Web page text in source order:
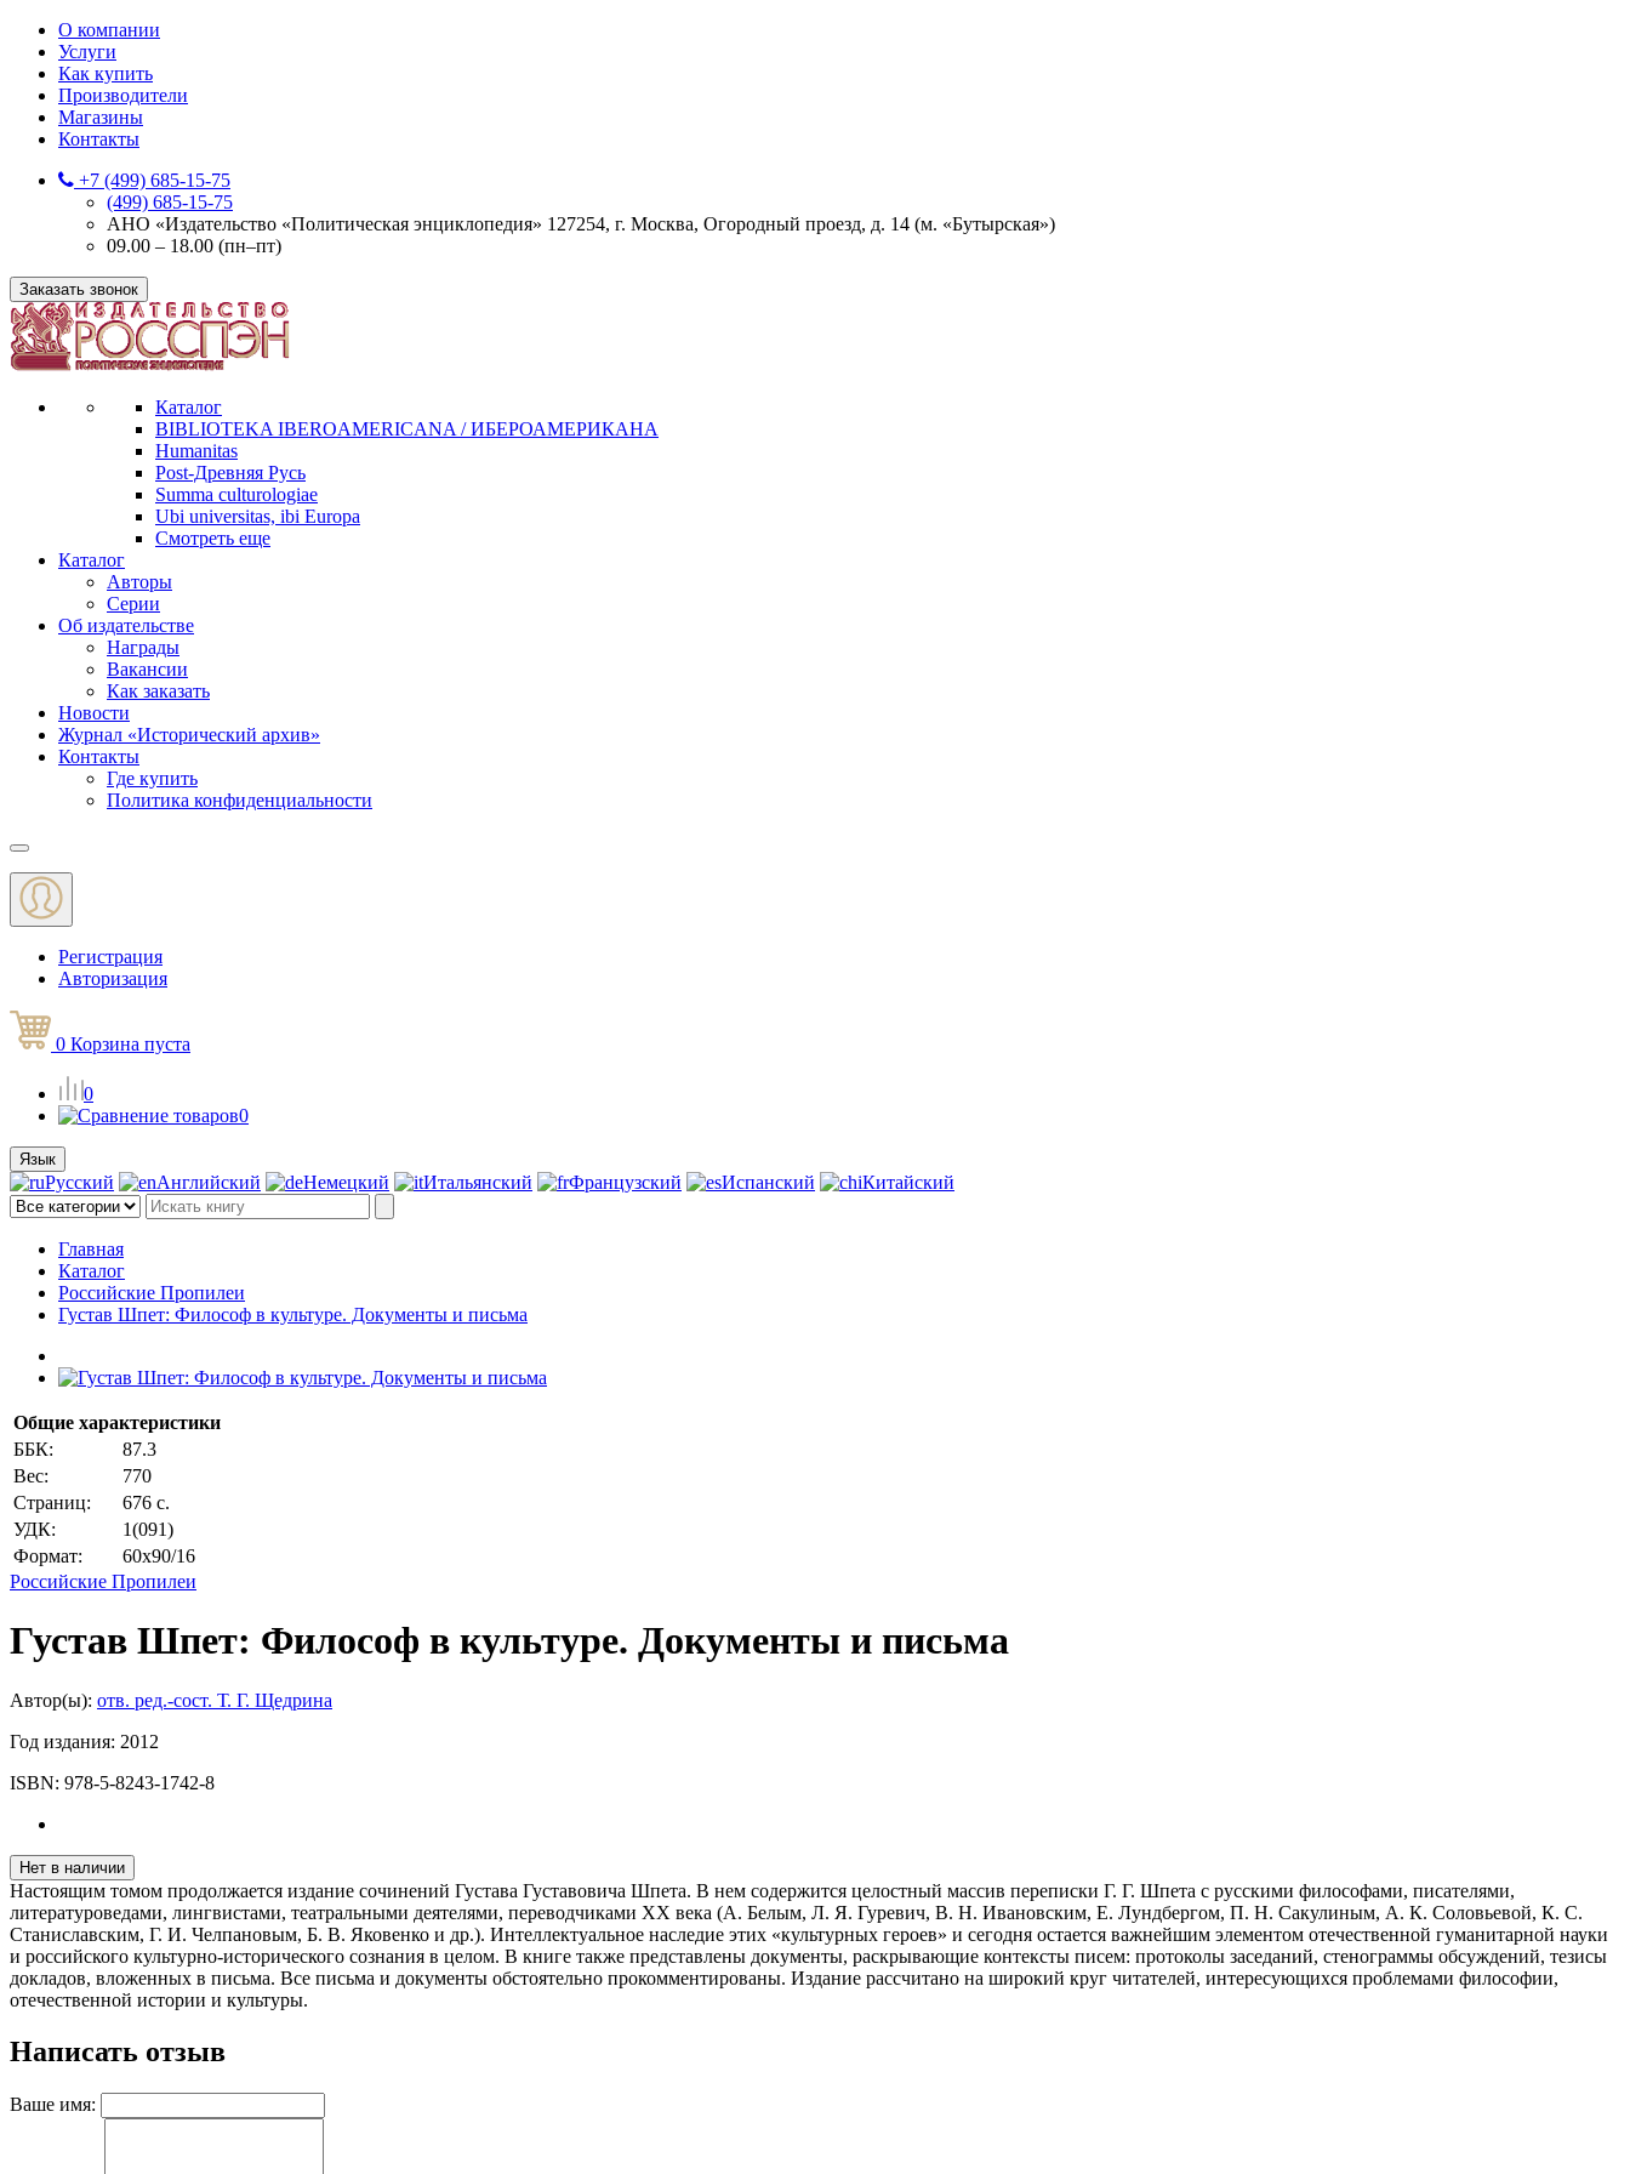
О компании
Услуги
Как купить
Производители
Магазины
Контакты
+7 (499) 685-15-75
(499) 685-15-75
АНО «Издательство «Политическая энциклопедия» 127254, г. Москва, Огородный проезд, д. 14 (м. «Бутырская»)
09.00 – 18.00 (пн–пт)
Заказать звонок
Каталог
BIBLIOTEKA IBEROAMERICANA / ИБЕРОАМЕРИКАНА
Humanitas
Post-Древняя Русь
Summa culturologiae
Ubi universitas, ibi Europa
Смотреть еще
Каталог
Авторы
Серии
Об издательстве
Награды
Вакансии
Как заказать
Новости
Журнал «Исторический архив»‎
Контакты
Где купить
Политика конфиденциальности
Меню
Регистрация
Авторизация
0 Корзина пуста
0
0
Язык
Русский Английский Немецкий Итальянский Французский Испанский Китайский
Главная
Каталог
Российские Пропилеи
Густав Шпет: Философ в культуре. Документы и письма
Общие характеристики
ББК:
87.3
Вес:
770
Страниц:
676 с.
УДК:
1(091)
Формат:
60x90/16
Российские Пропилеи
Густав Шпет: Философ в культуре. Документы и письма
Автор(ы): отв. ред.-сост. Т. Г. Щедрина
Год издания: 2012
ISBN: 978-5-8243-1742-8
Нет в наличии
Настоящим томом продолжается издание сочинений Густава Густавовича Шпета. В нем содержится целостный массив переписки Г. Г. Шпета с русскими философами, писателями,
литературоведами, лингвистами, театральными деятелями, переводчиками ХХ века (А. Белым, Л. Я. Гуревич, В. Н. Ивановским, Е. Лундбергом, П. Н. Сакулиным, А. К. Соловьевой, К. С.
Станиславским, Г. И. Челпановым, Б. В. Яковенко и др.). Интеллектуальное наследие этих «культурных героев» и сегодня остается важнейшим элементом отечественной гуманитарной науки
и российского культурно-исторического сознания в целом. В книге также представлены документы, раскрывающие контексты писем: протоколы заседаний, стенограммы обсуждений, тезисы
докладов, вложенных в письма. Все письма и документы обстоятельно прокомментированы. Издание рассчитано на широкий круг читателей, интересующихся проблемами философии,
отечественной истории и культуры.
Написать отзыв
Ваше имя: